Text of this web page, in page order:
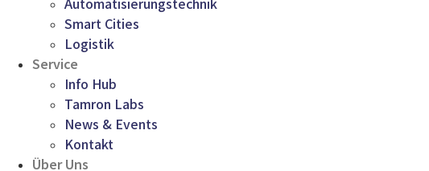
Smart Cities
Logistik
Service
Info Hub
Tamron Labs
News & Events
Kontakt
Über Uns